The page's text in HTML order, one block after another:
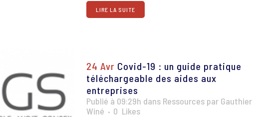
LIRE LA SUITE
24 Avr Covid-19 : un guide pratique
téléchargeable des aides aux
entreprises
Publié à 09:29h dans Ressources par Gauthier
Winé
0 Likes